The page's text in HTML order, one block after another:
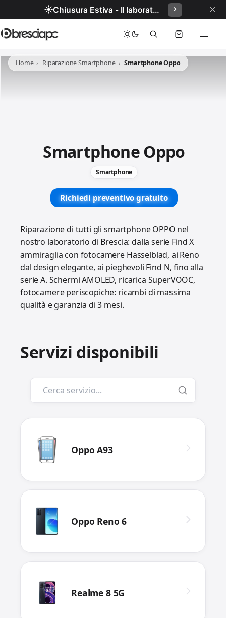
☀️ Chiusura Estiva - Il laboratorio resterà chiuso per ferie dal 29/06/2026 al 05/07/2026 compresi. ×
Home Riparazione Smartphone Smartphone Oppo
Smartphone Oppo
Smartphone
Richiedi preventivo gratuito
Riparazione di tutti gli smartphone OPPO nel
nostro laboratorio di Brescia: dalla serie Find X
ammiraglia con fotocamere Hasselblad, ai Reno
dal design elegante, ai pieghevoli Find N, fino alla
serie A. Schermi AMOLED, ricarica SuperVOOC,
fotocamere periscopiche: ricambi di massima
qualità e garanzia di 3 mesi.
Servizi disponibili
Oppo A93
Oppo Reno 6
Realme 8 5G